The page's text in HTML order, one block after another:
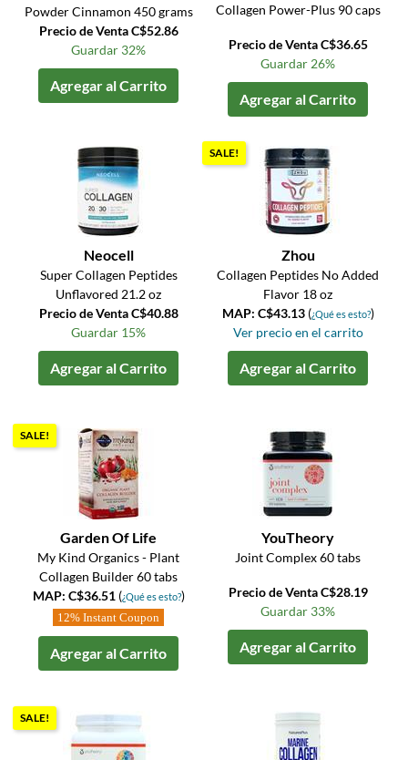
Powder Cinnamon 450 grams
Precio de Venta C$52.86
Guardar 32%
Agregar al Carrito
Collagen Power-Plus 90 caps
Precio de Venta C$36.65
Guardar 26%
Agregar al Carrito
Neocell
Super Collagen Peptides
Unflavored 21.2 oz
Precio de Venta C$40.88
Guardar 15%
Agregar al Carrito
SALE!
Zhou
Collagen Peptides No Added
Flavor 18 oz
MAP: C$43.13 (¿Qué es esto?)
Ver precio en el carrito
Agregar al Carrito
SALE!
Garden Of Life
My Kind Organics - Plant
Collagen Builder 60 tabs
MAP: C$36.51 (¿Qué es esto?)
12% Instant Coupon
Agregar al Carrito
YouTheory
Joint Complex 60 tabs
Precio de Venta C$28.19
Guardar 33%
Agregar al Carrito
SALE!